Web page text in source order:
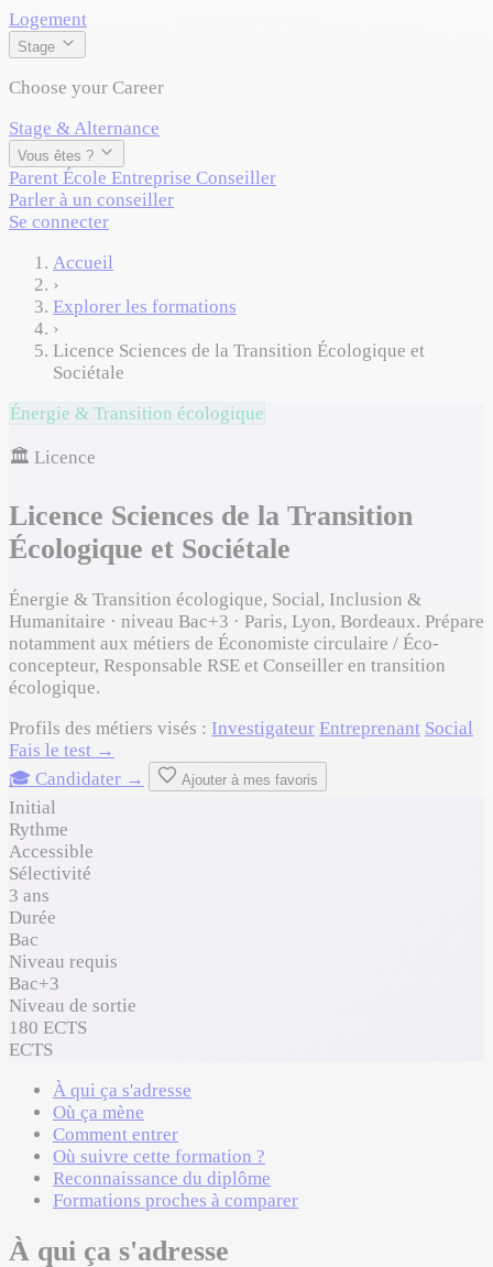
Logement
Stage
Choose your Career
Stage & Alternance
Vous êtes ?
Parent École Entreprise Conseiller
Parler à un conseiller
Se connecter
Accueil
›
Explorer les formations
›
Licence Sciences de la Transition Écologique et
Sociétale
Énergie & Transition écologique
🏛️ Licence
Licence Sciences de la Transition
Écologique et Sociétale
Énergie & Transition écologique, Social, Inclusion &
Humanitaire · niveau Bac+3 · Paris, Lyon, Bordeaux. Prépare
notamment aux métiers de Économiste circulaire / Éco-
concepteur, Responsable RSE et Conseiller en transition
écologique.
Profils des métiers visés : Investigateur Entreprenant Social
Fais le test →
🎓 Candidater →
Ajouter à mes favoris
Initial
Rythme
Accessible
Sélectivité
3 ans
Durée
Bac
Niveau requis
Bac+3
Niveau de sortie
180 ECTS
ECTS
À qui ça s'adresse
Où ça mène
Comment entrer
Où suivre cette formation ?
Reconnaissance du diplôme
Formations proches à comparer
À qui ça s'adresse